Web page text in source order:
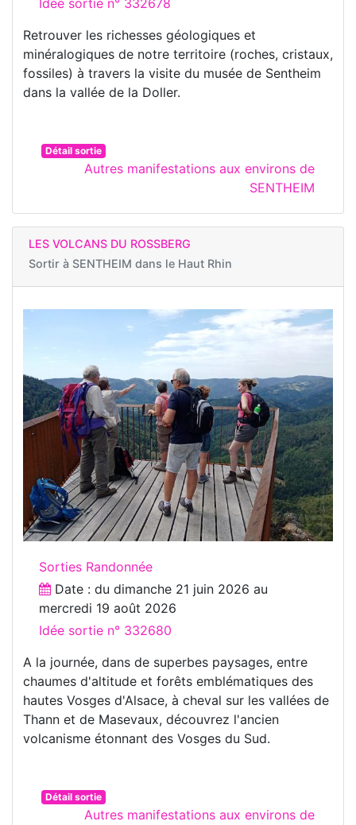
Retrouver les richesses géologiques et
minéralogiques de notre territoire (roches, cristaux,
fossiles) à travers la visite du musée de Sentheim
dans la vallée de la Doller.
Détail sortie
Autres manifestations aux environs de
SENTHEIM
LES VOLCANS DU ROSSBERG
Sortir à SENTHEIM dans le Haut Rhin
Sorties Randonnée
Date : du dimanche 21 juin 2026 au
mercredi 19 août 2026
Idée sortie n° 332680
A la journée, dans de superbes paysages, entre
chaumes d'altitude et forêts emblématiques des
hautes Vosges d'Alsace, à cheval sur les vallées de
Thann et de Masevaux, découvrez l'ancien
volcanisme étonnant des Vosges du Sud.
Détail sortie
Autres manifestations aux environs de